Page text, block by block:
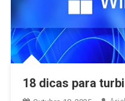
18 dicas para